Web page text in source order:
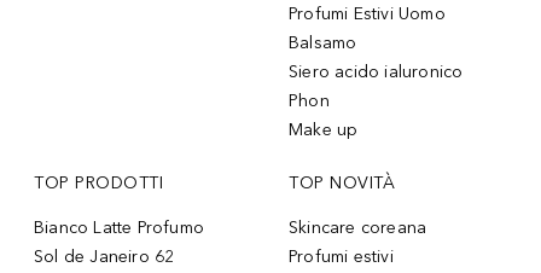
Profumi Estivi Uomo
Balsamo
Siero acido ialuronico
Phon
Make up
TOP PRODOTTI
Bianco Latte Profumo
Sol de Janeiro 62
TOP NOVITÀ
Skincare coreana
Profumi estivi